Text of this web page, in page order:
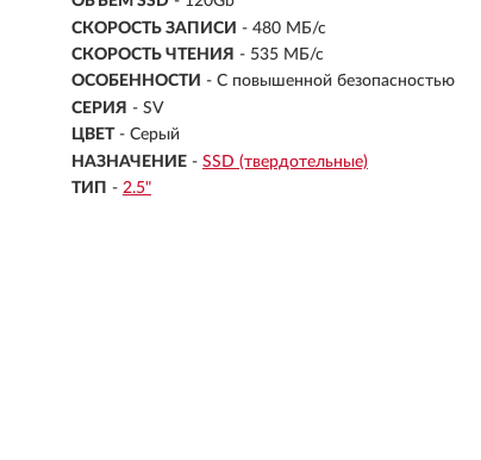
СКОРОСТЬ ЗАПИСИ - 480 МБ/с
СКОРОСТЬ ЧТЕНИЯ - 535 МБ/с
ОСОБЕННОСТИ - С повышенной безопасностью
СЕРИЯ - SV
ЦВЕТ - Серый
НАЗНАЧЕНИЕ - SSD (твердотельные)
ТИП - 2.5"